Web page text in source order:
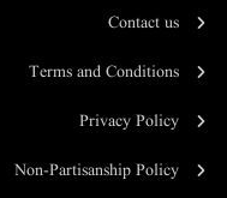
Contact us
Terms and Conditions
Privacy Policy
Non-Partisanship Policy